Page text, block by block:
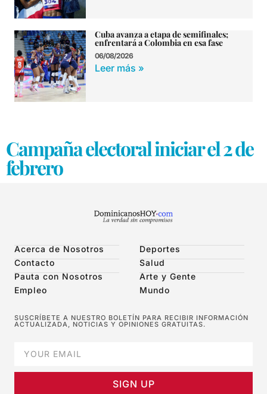
Cuba avanza a etapa de semifinales;
enfrentará a Colombia en esa fase
06/08/2026
Leer más »
Campaña electoral iniciar el 2 de
febrero
Acerca de Nosotros
Contacto
Pauta con Nosotros
Empleo
Deportes
Salud
Arte y Gente
Mundo
SUSCRÍBETE A NUESTRO BOLETÍN PARA RECIBIR INFORMACIÓN
ACTUALIZADA, NOTICIAS Y OPINIONES GRATUITAS.
SIGN UP